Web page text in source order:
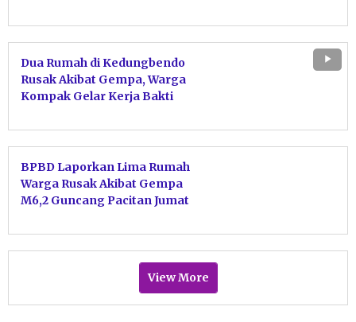
Dua Rumah di Kedungbendo
Rusak Akibat Gempa, Warga
Kompak Gelar Kerja Bakti
BPBD Laporkan Lima Rumah
Warga Rusak Akibat Gempa
M6,2 Guncang Pacitan Jumat
View More